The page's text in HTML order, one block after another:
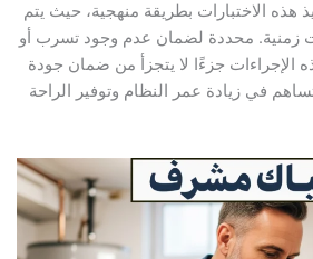
هذه الاختبارات بطريقة منهجية، حيث يتم
زمنية. محددة لضمان عدم وجود تسرب أو
الإجراءات جزءًا لا يتجزأ من ضمان جودة
في زيادة عمر النظام وتوفير الراحة